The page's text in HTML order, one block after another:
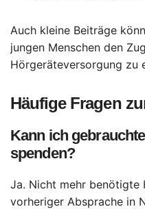
Auch kleine Beiträge
jungen Menschen den
Hörgeräteversorgung zu
Häufige Fragen
Kann ich
spenden?
Ja. Nicht mehr benötigte
vorheriger Absprache in